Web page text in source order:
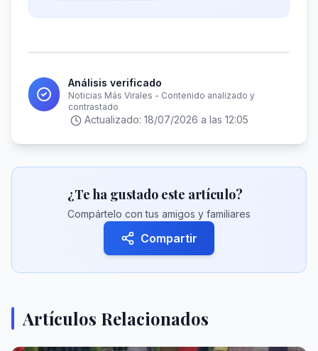
Análisis verificado
Noticias Más Virales - Contenido analizado y
contrastado
Actualizado: 18/07/2026 a las 12:05
¿Te ha gustado este artículo?
Compártelo con tus amigos y familiares
Compartir
Artículos Relacionados